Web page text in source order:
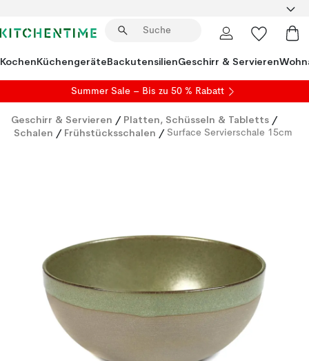
KochenKüchengeräteBackutensilienGeschirr & Servieren
Summer Sale – Bis zu 50 % Rabatt
Geschirr & Servieren / Platten, Schüsseln & Tabletts /
Schalen / Frühstücksschalen / Surface Servierschale 15cm